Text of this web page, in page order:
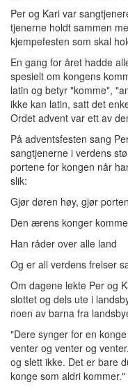
Per og Kari var
tjenerne holdt sammen
kjempefesten som skal
En gang for året hadde
spesielt om kongens
latin og betyr "komme",
ikke kan latin, satt det
Ordet advent var ett av
På adventsfesten sang
sangtjenerne i verdens
portene for kongen når
slik:
Gjør døren høy, gjør
Den ærens konger
Han råder over alle land
Og er all verdens frelser
Om dagene lekte Per og
slottet og dels ute i
noen av barna fra
"Dere synger for en
venter og venter og
og slett ikke. Det er bare
konge som aldri kommer."